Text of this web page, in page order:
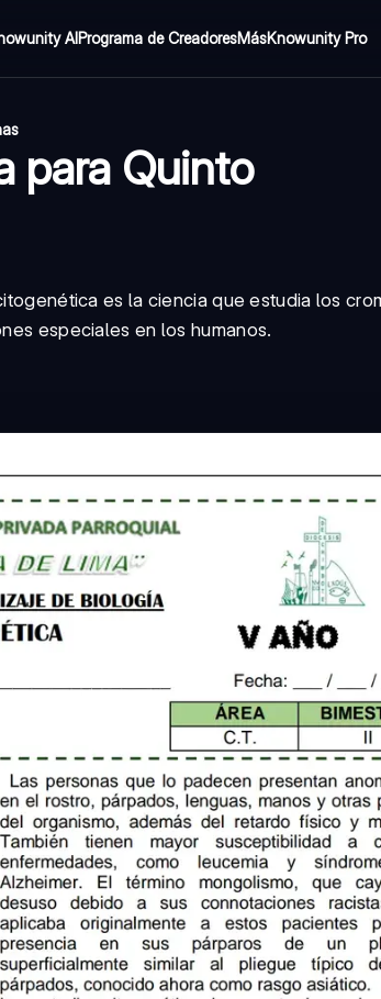
AIPrograma de CreadoresMásKnowunity Pro
para Quinto
es la ciencia que estudia los
especiales en los humanos.